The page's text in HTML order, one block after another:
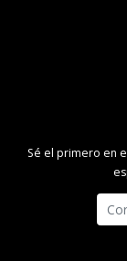
Sé el primero en